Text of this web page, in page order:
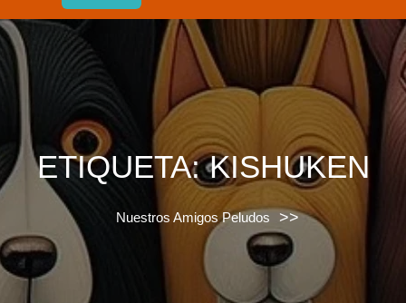
ETIQUETA:KISHUKEN
Nuestros Amigos Peludos >>